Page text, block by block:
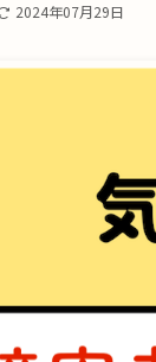
2024年07月29日